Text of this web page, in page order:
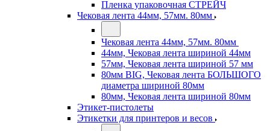
Пленка упаковочная СТРЕЙЧ
Чековая лента 44мм, 57мм. 80мм
Чековая лента 44мм, 57мм. 80мм
44мм, Чековая лента шириной 44мм
57мм, Чековая лента шириной 57 мм
80мм BIG, Чековая лента БОЛЬШОГО
диаметра шириной 80мм
80мм, Чековая лента шириной 80мм
Этикет-пистолеты
Этикетки для принтеров и весов